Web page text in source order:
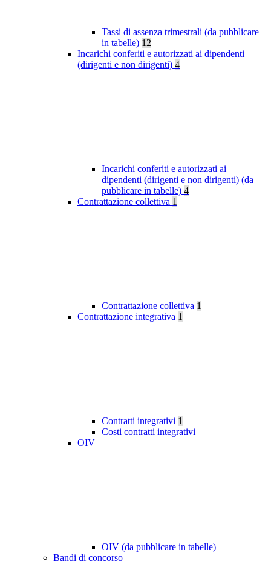
Tassi di assenza trimestrali (da pubblicare
in tabelle) 12
Incarichi conferiti e autorizzati ai dipendenti
(dirigenti e non dirigenti) 4
Incarichi conferiti e autorizzati ai
dipendenti (dirigenti e non dirigenti) (da
pubblicare in tabelle) 4
Contrattazione collettiva 1
Contrattazione collettiva 1
Contrattazione integrativa 1
Contratti integrativi 1
Costi contratti integrativi
OIV
OIV (da pubblicare in tabelle)
Bandi di concorso